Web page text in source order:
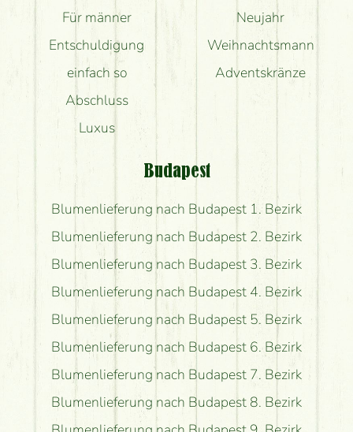
Für männer
Entschuldigung
einfach so
Abschluss
Luxus
Neujahr
Weihnachtsmann
Adventskränze
Budapest
Blumenlieferung nach Budapest 1. Bezirk
Blumenlieferung nach Budapest 2. Bezirk
Blumenlieferung nach Budapest 3. Bezirk
Blumenlieferung nach Budapest 4. Bezirk
Blumenlieferung nach Budapest 5. Bezirk
Blumenlieferung nach Budapest 6. Bezirk
Blumenlieferung nach Budapest 7. Bezirk
Blumenlieferung nach Budapest 8. Bezirk